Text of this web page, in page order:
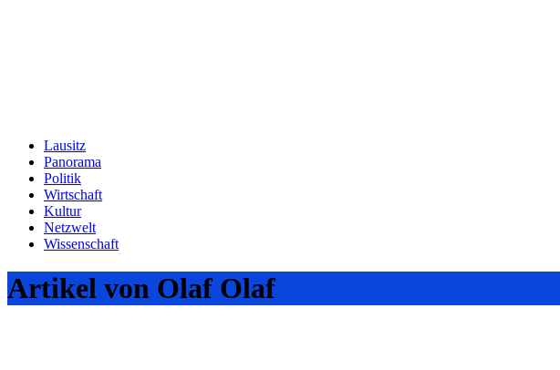
Lausitz
Panorama
Politik
Wirtschaft
Kultur
Netzwelt
Wissenschaft
Artikel von Olaf Olaf